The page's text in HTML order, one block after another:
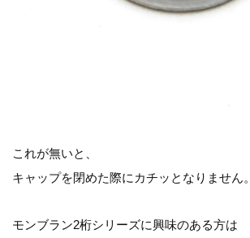
これが無いと、
キャップを閉めた際にカチッとなりません。
モンブラン2桁シリーズに興味のある方は